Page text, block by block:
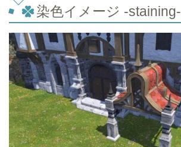
染色イメージ -staining-